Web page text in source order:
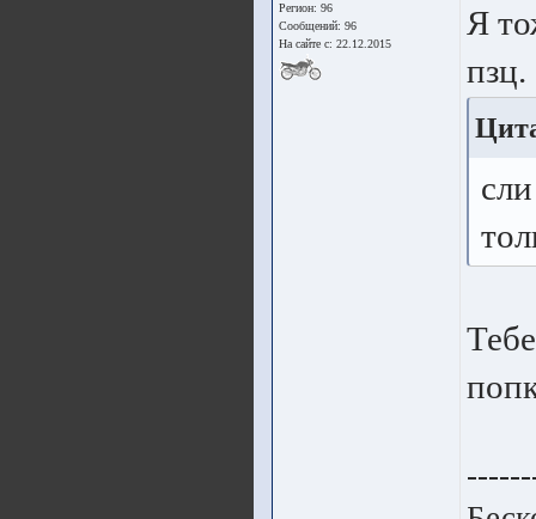
Регион: 96
Сообщений: 96
На сайте с: 22.12.2015
Я
пзц.